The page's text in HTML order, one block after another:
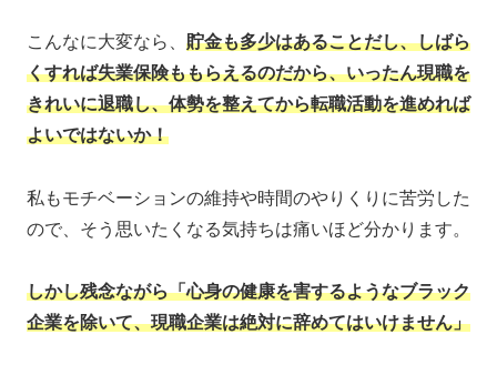
こんなに大変なら、 貯金も多少はあることだし、しばら
くすれば失業保険ももらえるのだから、いったん現職を
きれいに退職し、体勢を整えてから転職活動を進めれば
よいではないか！
私もモチベーションの維持や時間のやりくりに苦労した
ので、そう思いたくなる気持ちは痛いほど分かります。
しかし残念ながら「心身の健康を害するようなブラック
企業を除いて、現職企業は絶対に辞めてはいけません」